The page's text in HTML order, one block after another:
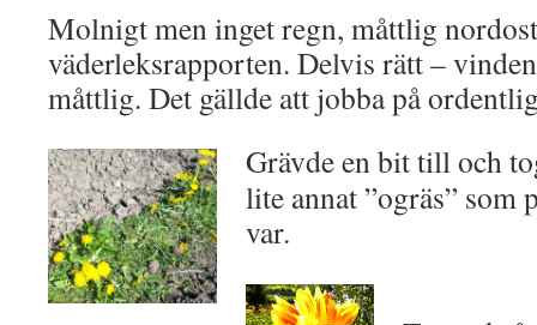
Molnigt men inget regn, måttlig
väderleksrapporten. Delvis rätt –
måttlig. Det gällde att jobba på
Grävde en bit till och
lite annat ”ogräs” som
var.